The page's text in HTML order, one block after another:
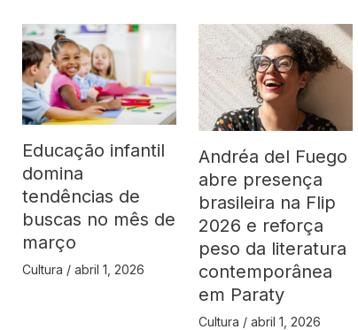
Educação infantil
domina
tendências de
buscas no mês de
março
Cultura /abril 1, 2026
Andréa del Fuego
abre presença
brasileira na Flip
2026 e reforça
peso da literatura
contemporânea
em Paraty
Cultura /abril 1, 2026